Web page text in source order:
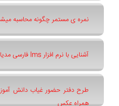
نمره ی مستمر چگونه محاسبه
آشنایی با نرم افزار lms فارسی مدیار
طرح دفتر حضور غیاب دانش
همراه عکس